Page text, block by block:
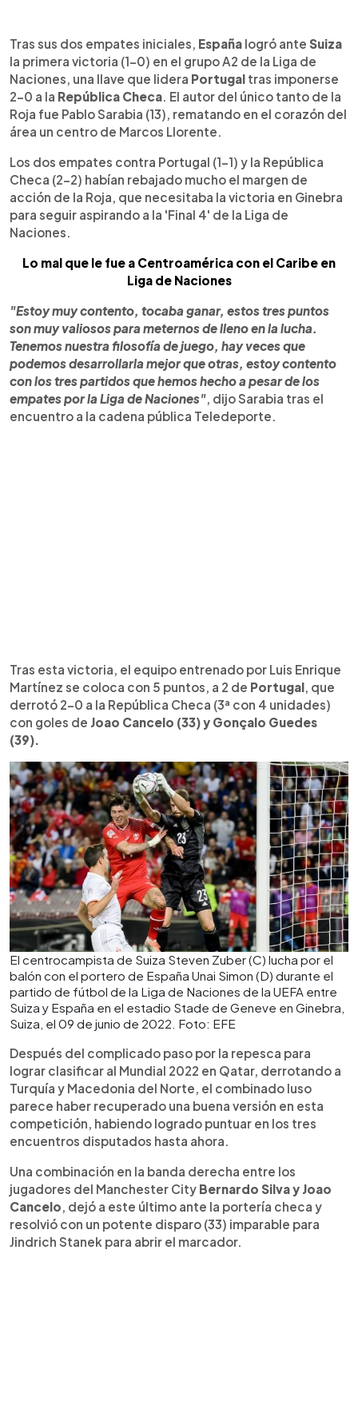
Escuchar artículo
Tras sus dos empates iniciales, España logró ante Suiza
la primera victoria (1-0) en el grupo A2 de la Liga de
Naciones, una llave que lidera Portugal tras imponerse
2-0 a la República Checa . El autor del único tanto de la
Roja fue Pablo Sarabia (13), rematando en el corazón del
área un centro de Marcos Llorente.
Los dos empates contra Portugal (1-1) y la República
Checa (2-2) habían rebajado mucho el margen de
acción de la Roja, que necesitaba la victoria en Ginebra
para seguir aspirando a la 'Final 4' de la Liga de
Naciones.
Lo mal que le fue a Centroamérica con el Caribe en
Liga de Naciones
"Estoy muy contento, tocaba ganar, estos tres puntos
son muy valiosos para meternos de lleno en la lucha.
Tenemos nuestra filosofía de juego, hay veces que
podemos desarrollarla mejor que otras, estoy contento
con los tres partidos que hemos hecho a pesar de los
empates por la Liga de Naciones" , dijo Sarabia tras el
encuentro a la cadena pública Teledeporte.
Tras esta victoria, el equipo entrenado por Luis Enrique
Martínez se coloca con 5 puntos, a 2 de Portugal , que
derrotó 2-0 a la República Checa (3ª con 4 unidades)
con goles de Joao Cancelo (33) y Gonçalo Guedes
(39).
El centrocampista de Suiza Steven Zuber (C) lucha por el
balón con el portero de España Unai Simon (D) durante el
partido de fútbol de la Liga de Naciones de la UEFA entre
Suiza y España en el estadio Stade de Geneve en Ginebra,
Suiza, el 09 de junio de 2022. Foto: EFE
Después del complicado paso por la repesca para
lograr clasificar al Mundial 2022 en Qatar, derrotando a
Turquía y Macedonia del Norte, el combinado luso
parece haber recuperado una buena versión en esta
competición, habiendo logrado puntuar en los tres
encuentros disputados hasta ahora.
Una combinación en la banda derecha entre los
jugadores del Manchester City Bernardo Silva y Joao
Cancelo, dejó a este último ante la portería checa y
resolvió con un potente disparo (33) imparable para
Jindrich Stanek para abrir el marcador.